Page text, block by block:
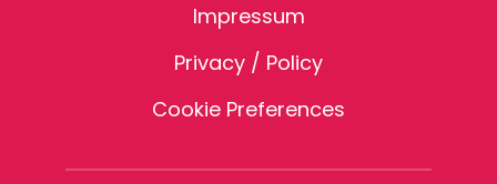
Impressum
Privacy / Policy
Cookie Preferences